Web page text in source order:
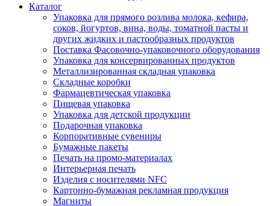
Каталог
Упаковка для прямого розлива молока, кефира,
соков, йогуртов, вина, воды, томатной пасты и
других жидких и пастообразных продуктов
Поставка Фасовочно-упаковочного оборудования
Упаковка для консервированных продуктов
Металлизированная складная упаковка
Складные коробки
Фармацевтическая упаковка
Пищевая упаковка
Упаковка для детской продукции
Подарочная упаковка
Корпоративные сувениры
Бумажные пакеты
Печать на промо-материалах
Интерьерная печать
Изделия с носителями NFC
Картонно-бумажная рекламная продукция
Магниты